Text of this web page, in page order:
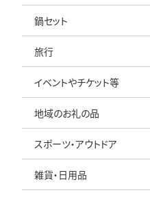
鍋セット
旅行
イベントやチケット等
地域のお礼の品
スポーツ・アウトドア
雑貨・日用品